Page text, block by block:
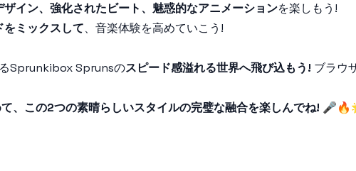
イン、強化されたビート、魅惑的なアニメーションを楽しもう!
ミックスして、音楽体験を高めていこう!
Sprunkibox Sprunsのスピード感溢れる世界へ飛び込もう! ブラウ
この2つの素晴らしいスタイルの完璧な融合を楽しんでね!